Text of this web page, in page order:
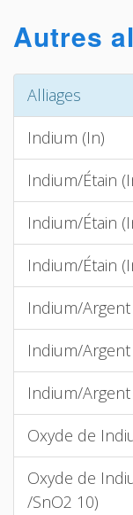
Autres
Alliages
Indium (In)
Indium/Étain
Indium/Étain
Indium/Étain
Indium/
Indium/
Indium/
Oxyde de
Oxyde de
/SnO2 10)